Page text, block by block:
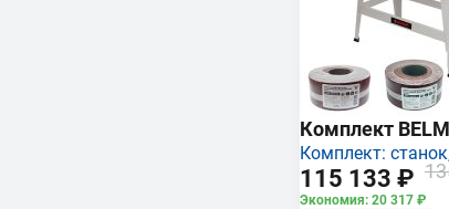
Комплект
Комплект:
115 133 ₽
Экономия: 20 317 ₽